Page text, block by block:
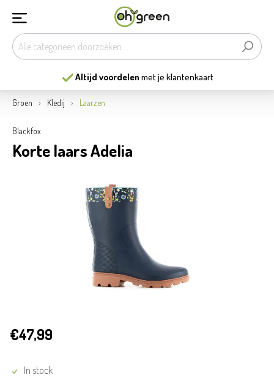
Altijd voordelen met je klantenkaart
Groen Kledij Laarzen
Blackfox
Korte laars Adelia
€47,99
In stock